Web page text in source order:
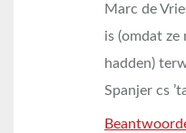
Marc de
is (omdat ze
hadden)
Spanjer cs